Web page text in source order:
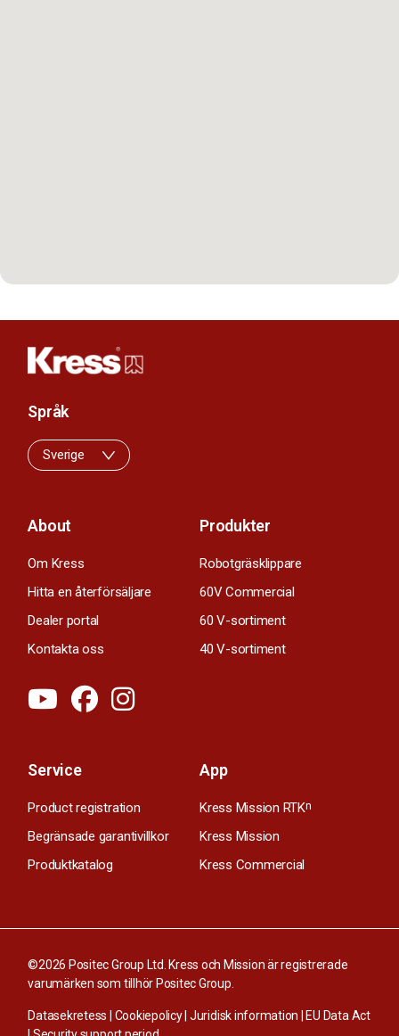
About
Om Kress
Hitta en återförsäljare
Dealer portal
Kontakta oss
Produkter
Robotgräsklippare
60V Commercial
60 V-sortiment
40 V-sortiment
Service
Product registration
Begränsade garantivillkor
Produktkatalog
App
Kress Mission RTKn
Kress Mission
Kress Commercial
Språk
Sverige
©2026 Positec Group Ltd. Kress och Mission är registrerade
varumärken som tillhör Positec Group.
Datasekretess | Cookiepolicy| Juridisk information |EU Data Act